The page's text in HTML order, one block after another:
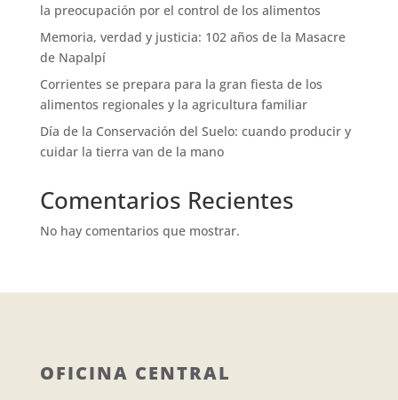
la preocupación por el control de los alimentos
Memoria, verdad y justicia: 102 años de la Masacre
de Napalpí
Corrientes se prepara para la gran fiesta de los
alimentos regionales y la agricultura familiar
Día de la Conservación del Suelo: cuando producir y
cuidar la tierra van de la mano
Comentarios Recientes
No hay comentarios que mostrar.
OFICINA CENTRAL